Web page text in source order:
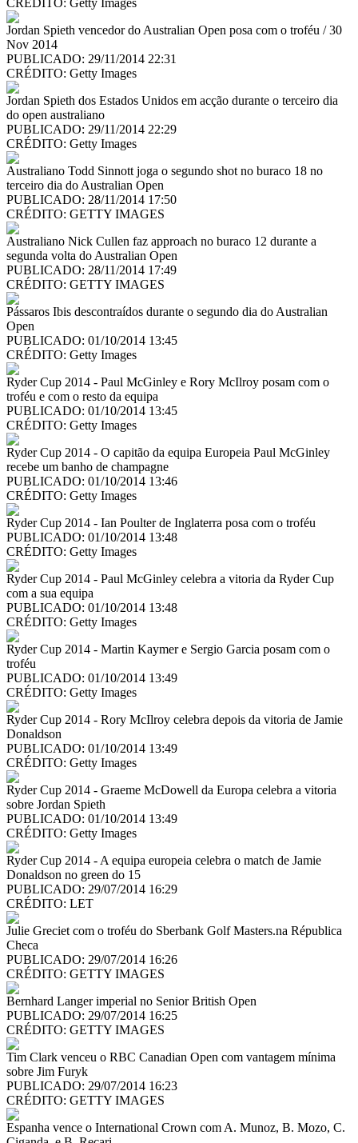
CRÉDITO: Getty Images
Jordan Spieth vencedor do Australian Open posa com o troféu / 30
Nov 2014
PUBLICADO: 29/11/2014 22:31
CRÉDITO: Getty Images
Jordan Spieth dos Estados Unidos em acção durante o terceiro dia
do open australiano
PUBLICADO: 29/11/2014 22:29
CRÉDITO: Getty Images
Australiano Todd Sinnott joga o segundo shot no buraco 18 no
terceiro dia do Australian Open
PUBLICADO: 28/11/2014 17:50
CRÉDITO: GETTY IMAGES
Australiano Nick Cullen faz approach no buraco 12 durante a
segunda volta do Australian Open
PUBLICADO: 28/11/2014 17:49
CRÉDITO: GETTY IMAGES
Pássaros Ibis descontraídos durante o segundo dia do Australian
Open
PUBLICADO: 01/10/2014 13:45
CRÉDITO: Getty Images
Ryder Cup 2014 - Paul McGinley e Rory McIlroy posam com o
troféu e com o resto da equipa
PUBLICADO: 01/10/2014 13:45
CRÉDITO: Getty Images
Ryder Cup 2014 - O capitão da equipa Europeia Paul McGinley
recebe um banho de champagne
PUBLICADO: 01/10/2014 13:46
CRÉDITO: Getty Images
Ryder Cup 2014 - Ian Poulter de Inglaterra posa com o troféu
PUBLICADO: 01/10/2014 13:48
CRÉDITO: Getty Images
Ryder Cup 2014 - Paul McGinley celebra a vitoria da Ryder Cup
com a sua equipa
PUBLICADO: 01/10/2014 13:48
CRÉDITO: Getty Images
Ryder Cup 2014 - Martin Kaymer e Sergio Garcia posam com o
troféu
PUBLICADO: 01/10/2014 13:49
CRÉDITO: Getty Images
Ryder Cup 2014 - Rory McIlroy celebra depois da vitoria de Jamie
Donaldson
PUBLICADO: 01/10/2014 13:49
CRÉDITO: Getty Images
Ryder Cup 2014 - Graeme McDowell da Europa celebra a vitoria
sobre Jordan Spieth
PUBLICADO: 01/10/2014 13:49
CRÉDITO: Getty Images
Ryder Cup 2014 - A equipa europeia celebra o match de Jamie
Donaldson no green do 15
PUBLICADO: 29/07/2014 16:29
CRÉDITO: LET
Julie Greciet com o troféu do Sberbank Golf Masters.na Républica
Checa
PUBLICADO: 29/07/2014 16:26
CRÉDITO: GETTY IMAGES
Bernhard Langer imperial no Senior British Open
PUBLICADO: 29/07/2014 16:25
CRÉDITO: GETTY IMAGES
Tim Clark venceu o RBC Canadian Open com vantagem mínima
sobre Jim Furyk
PUBLICADO: 29/07/2014 16:23
CRÉDITO: GETTY IMAGES
Espanha vence o International Crown com A. Munoz, B. Mozo, C.